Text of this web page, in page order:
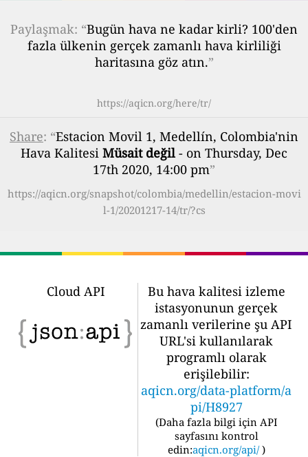
Paylaşmak: “Bugün hava ne kadar kirli? 100'den
fazla ülkenin gerçek zamanlı hava kirliliği
haritasına göz atın.”
https://aqicn.org/here/tr/
Share: “Estacion Movil 1, Medellín, Colombia'nin
Hava Kalitesi Müsait değil - on Thursday, Dec
17th 2020, 14:00 pm”
https://aqicn.org/snapshot/colombia/medellin/estacion-movi
l-1/20201217-14/tr/?cs
Cloud API
Bu hava kalitesi izleme
istasyonunun gerçek
zamanlı verilerine şu API
URL'si kullanılarak
programlı olarak
erişilebilir:
aqicn.org/data-platform/a
pi/H8927
(Daha fazla bilgi için API
sayfasını kontrol
edin:aqicn.org/api/ )